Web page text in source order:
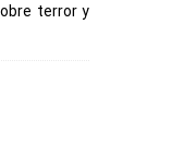
terror y